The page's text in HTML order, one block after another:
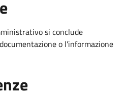
si conclude
o l'informazione